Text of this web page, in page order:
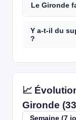
Le Gironde
Y a-t-il du
?
📈
Gironde